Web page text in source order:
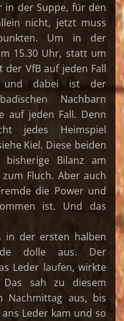
in der Suppe, für den
nicht, jetzt muss
Um in der
15.30 Uhr, statt um
VfB auf jeden Fall
und dabei ist der
Nachbarn
auf jeden Fall. Denn
jedes Heimspiel
Kiel. Diese beiden
bisherige Bilanz am
Fluch. Aber auch
die Power und
ist. Und das
in der ersten halben
dolle aus. Der
Leder laufen, wirkte
sah zu diesem
Nachmittag aus, bis
Leder kam und so